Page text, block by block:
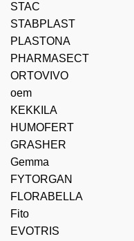
STAC
STABPLAST
PLASTONA
PHARMASECT
ORTOVIVO
oem
KEKKILA
HUMOFERT
GRASHER
Gemma
FYTORGAN
FLORABELLA
Fito
EVOTRIS